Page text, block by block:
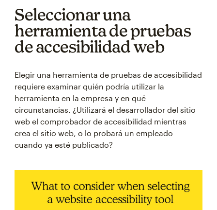
Seleccionar una
herramienta de pruebas
de accesibilidad web
Elegir una herramienta de pruebas de accesibilidad
requiere examinar quién podría utilizar la
herramienta en la empresa y en qué
circunstancias. ¿Utilizará el desarrollador del sitio
web el comprobador de accesibilidad mientras
crea el sitio web, o lo probará un empleado
cuando ya esté publicado?